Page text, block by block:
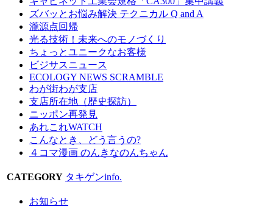
ズバッとお悩み解決 テクニカル Q and A
瀧源点回帰
光る技術！未来へのモノづくり
ちょっとユニークなお客様
ビジサスニュース
ECOLOGY NEWS SCRAMBLE
わが街わが支店
支店所在地（歴史探訪）
ニッポン再発見
あれこれWATCH
こんなとき、どう言うの?
４コマ漫画 のんきなのんちゃん
CATEGORY タキゲンinfo.
お知らせ